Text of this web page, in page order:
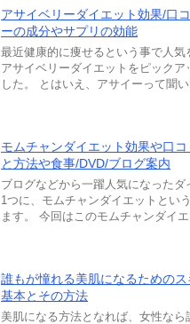
アサイベリーダイエット効果/口
ーの成分やサプリの効能
最近健康的に痩せるという事で人気
アサイベリーダイエットをピックア
した。 とはいえ、アサイーって聞
モムチャンダイエット効果や口
と方法や食事/DVD/ブログ案内
ブログなどから一躍人気になったダ
1つに、モムチャンダイエットとい
ます。 今回はこのモムチャンダイ
誰もが憧れる美肌になるための
基本とその方法
美肌になる方法となれば、女性なら